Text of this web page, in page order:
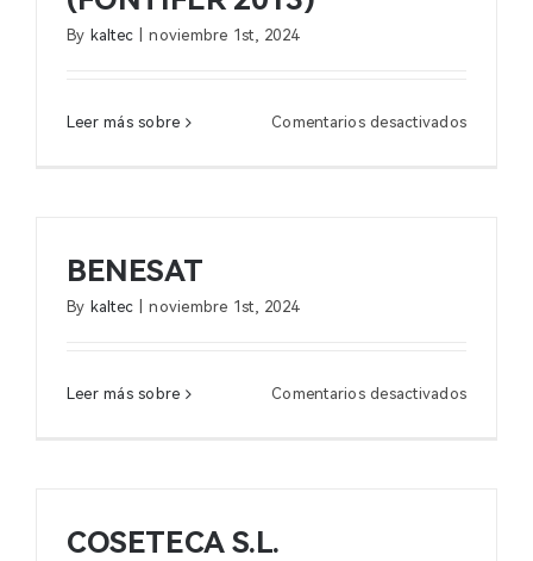
By kaltec noviembre 1st, 2024
Leer más sobre Comentarios desactivadosen
BENESAT
By kaltec noviembre 1st, 2024
Leer más sobre Comentarios desactivadosen
COSETECA S.L.